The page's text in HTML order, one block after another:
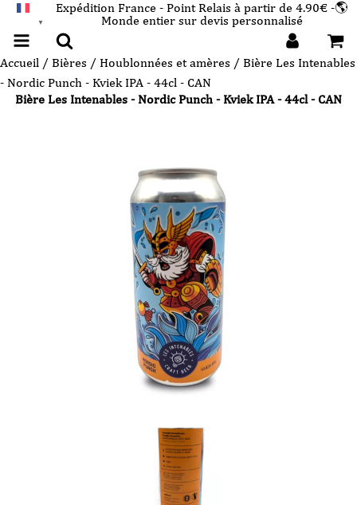
▼
Expédition France - Point Relais à partir de 4.90€ -🌎
Monde entier sur devis personnalisé
Accueil / Bières / Houblonnées et amères / Bière Les Intenables
- Nordic Punch - Kviek IPA - 44cl - CAN
Bière Les Intenables - Nordic Punch - Kviek IPA - 44cl - CAN